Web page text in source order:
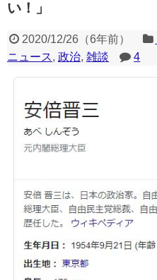
い！」
2020/12/26（6年前）
ニュース, 政治, 雑談 4